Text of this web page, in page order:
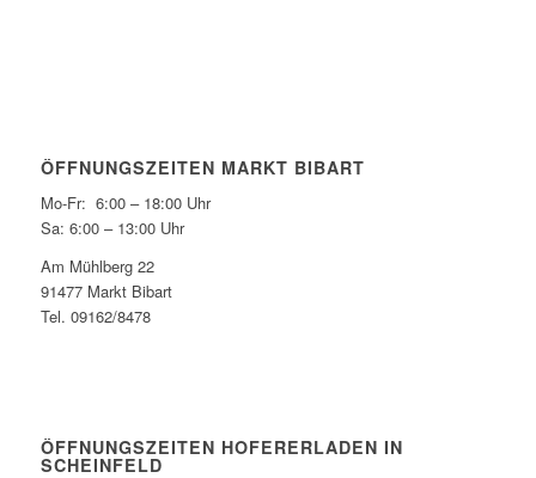
ÖFFNUNGSZEITEN MARKT BIBART
Mo-Fr: 6:00 – 18:00 Uhr
Sa: 6:00 – 13:00 Uhr
Am Mühlberg 22
91477 Markt Bibart
Tel. 09162/8478
ÖFFNUNGSZEITEN HOFERERLADEN IN
SCHEINFELD